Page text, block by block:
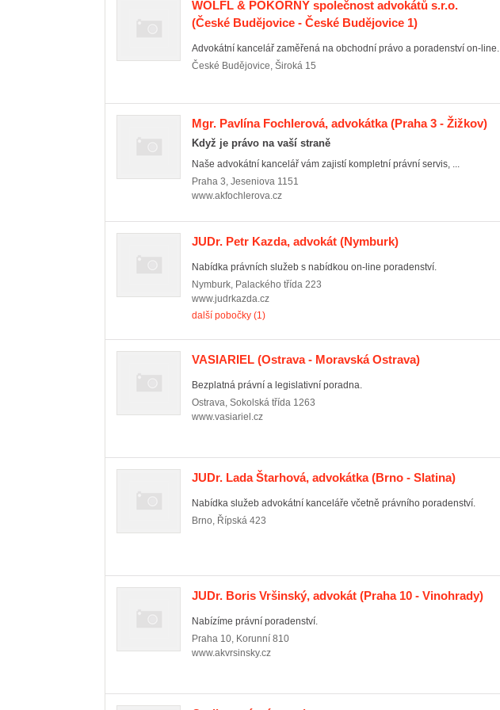
WÖLFL & POKORNÝ společnost advokátů s.r.o.
(České Budějovice - České Budějovice 1)
Advokátní kancelář zaměřená na obchodní právo a poradenství on-line.
České Budějovice, Široká 15
Mgr. Pavlína Fochlerová, advokátka(Praha 3 - Žižkov)
Když je právo na vaší straně
Naše advokátní kancelář vám zajistí kompletní právní servis, ...
Praha 3, Jeseniova 1151
www.akfochlerova.cz
JUDr. Petr Kazda, advokát (Nymburk)
Nabídka právních služeb s nabídkou on-line poradenství.
Nymburk, Palackého třída 223
www.judrkazda.cz
další pobočky (1)
VASIARIEL (Ostrava - Moravská Ostrava)
Bezplatná právní a legislativní poradna.
Ostrava, Sokolská třída 1263
www.vasiariel.cz
JUDr. Lada Štarhová, advokátka(Brno - Slatina)
Nabídka služeb advokátní kanceláře včetně právního poradenství.
Brno, Řípská 423
JUDr. Boris Vršinský, advokát (Praha 10 - Vinohrady)
Nabízíme právní poradenství.
Praha 10, Korunní 810
www.akvrsinsky.cz